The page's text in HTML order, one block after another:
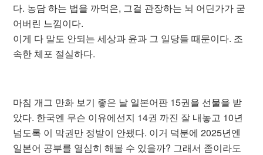
다. 농담 하는 법을 까먹은, 그걸 관장하는 뇌 어딘가가 굳
어버린 느낌이다.
이게 다 말도 안되는 세상과 윤과 그 일당들 때문이다. 조
속한 체포 절실하다.
마침 개그 만화 보기 좋은 날 일본어판 15권을 선물을 받
았다. 한국엔 무슨 이유에선지 14권 까진 잘 내놓고 10년
넘도록 이 막권만 정발이 안됐다. 이거 덕분에 2025년엔
일본어 공부를 열심히 해볼 수 있을까? 그래서 좀이라도